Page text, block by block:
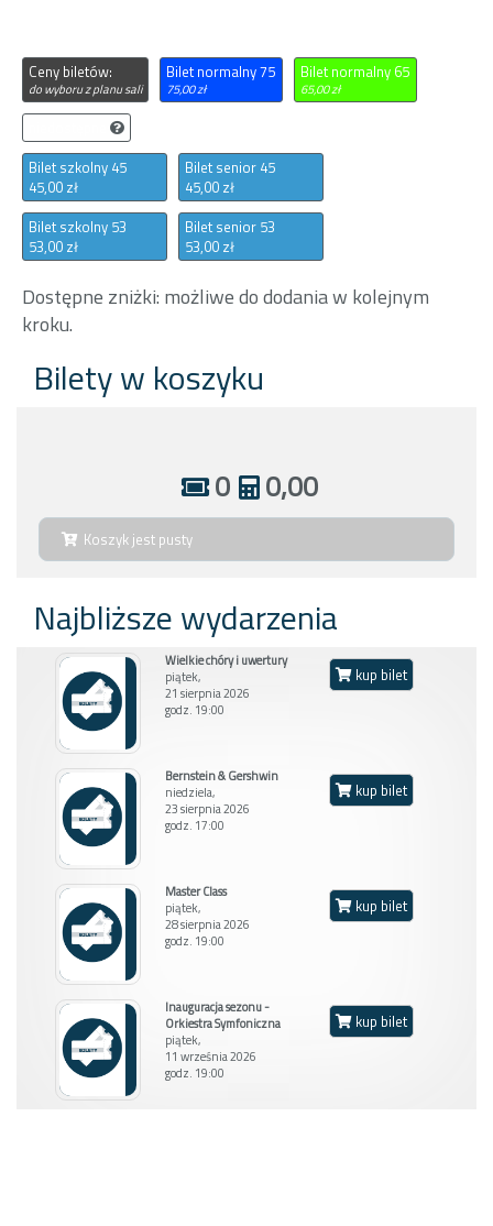
Balkon L
Ceny biletów:
do wyboru z planu sali
Bilet normalny 75
75,00 zł
Bilet normalny 65
65,00 zł
Bilet szkolny 45
45,00 zł
Bilet senior 45
45,00 zł
Bilet szkolny 53
53,00 zł
Bilet senior 53
53,00 zł
Dostępne zniżki: możliwe do dodania w kolejnym
kroku.
Bilety w koszyku
0 0,00
Koszyk jest pusty
Najbliższe wydarzenia
Wielkie chóry i uwertury
piątek,
21 sierpnia 2026
godz. 19:00
kup bilet
Bernstein & Gershwin
niedziela,
23 sierpnia 2026
godz. 17:00
kup bilet
Master Class
piątek,
28 sierpnia 2026
godz. 19:00
kup bilet
Inauguracja sezonu -
Orkiestra Symfoniczna
piątek,
11 września 2026
godz. 19:00
kup bilet